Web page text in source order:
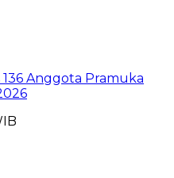
Anggota Pramuka